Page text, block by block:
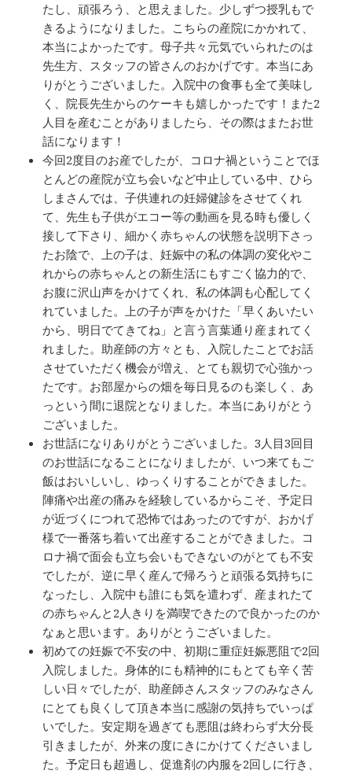
たし、頑張ろう、と思えました。少しずつ授乳もで
きるようになりました。こちらの産院にかかれて、
本当によかったです。母子共々元気でいられたのは
先生方、スタッフの皆さんのおかげです。本当にあ
りがとうございました。入院中の食事も全て美味し
く、院長先生からのケーキも嬉しかったです！また2
人目を産むことがありましたら、その際はまたお世
話になります！
今回2度目のお産でしたが、コロナ禍ということでほ
とんどの産院が立ち会いなど中止している中、ひら
しまさんでは、子供連れの妊婦健診をさせてくれ
て、先生も子供がエコー等の動画を見る時も優しく
接して下さり、細かく赤ちゃんの状態を説明下さっ
たお陰で、上の子は、妊娠中の私の体調の変化やこ
れからの赤ちゃんとの新生活にもすごく協力的で、
お腹に沢山声をかけてくれ、私の体調も心配してく
れていました。上の子が声をかけた「早くあいたい
から、明日でてきてね」と言う言葉通り産まれてく
れました。助産師の方々とも、入院したことでお話
させていただく機会が増え、とても親切で心強かっ
たです。お部屋からの畑を毎日見るのも楽しく、あ
っという間に退院となりました。本当にありがとう
ございました。
お世話になりありがとうございました。3人目3回目
のお世話になることになりましたが、いつ来てもご
飯はおいしいし、ゆっくりすることができました。
陣痛や出産の痛みを経験しているからこそ、予定日
が近づくにつれて恐怖ではあったのですが、おかげ
様で一番落ち着いて出産することができました。コ
ロナ禍で面会も立ち会いもできないのがとても不安
でしたが、逆に早く産んで帰ろうと頑張る気持ちに
なったし、入院中も誰にも気を遣わず、産まれたて
の赤ちゃんと2人きりを満喫できたので良かったのか
なぁと思います。ありがとうございました。
初めての妊娠で不安の中、初期に重症妊娠悪阻で2回
入院しました。身体的にも精神的にもとても辛く苦
しい日々でしたが、助産師さんスタッフのみなさん
にとても良くして頂き本当に感謝の気持ちでいっぱ
いでした。安定期を過ぎても悪阻は終わらず大分長
引きましたが、外来の度にきにかけてくださいまし
た。予定日も超過し、促進剤の内服を2回しに行き、